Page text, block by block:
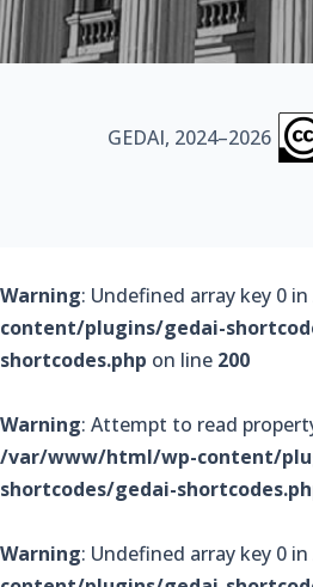
GEDAI, 2024–2026
Warning: Undefined array key 0 in
content/plugins/gedai-
shortcodes.php on line 200
Warning: Attempt to read
/var/www/html/wp-content/
shortcodes/gedai-
Warning: Undefined array key 0 in